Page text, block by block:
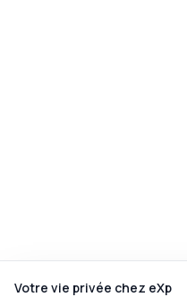
Votre vie privée chez eXp